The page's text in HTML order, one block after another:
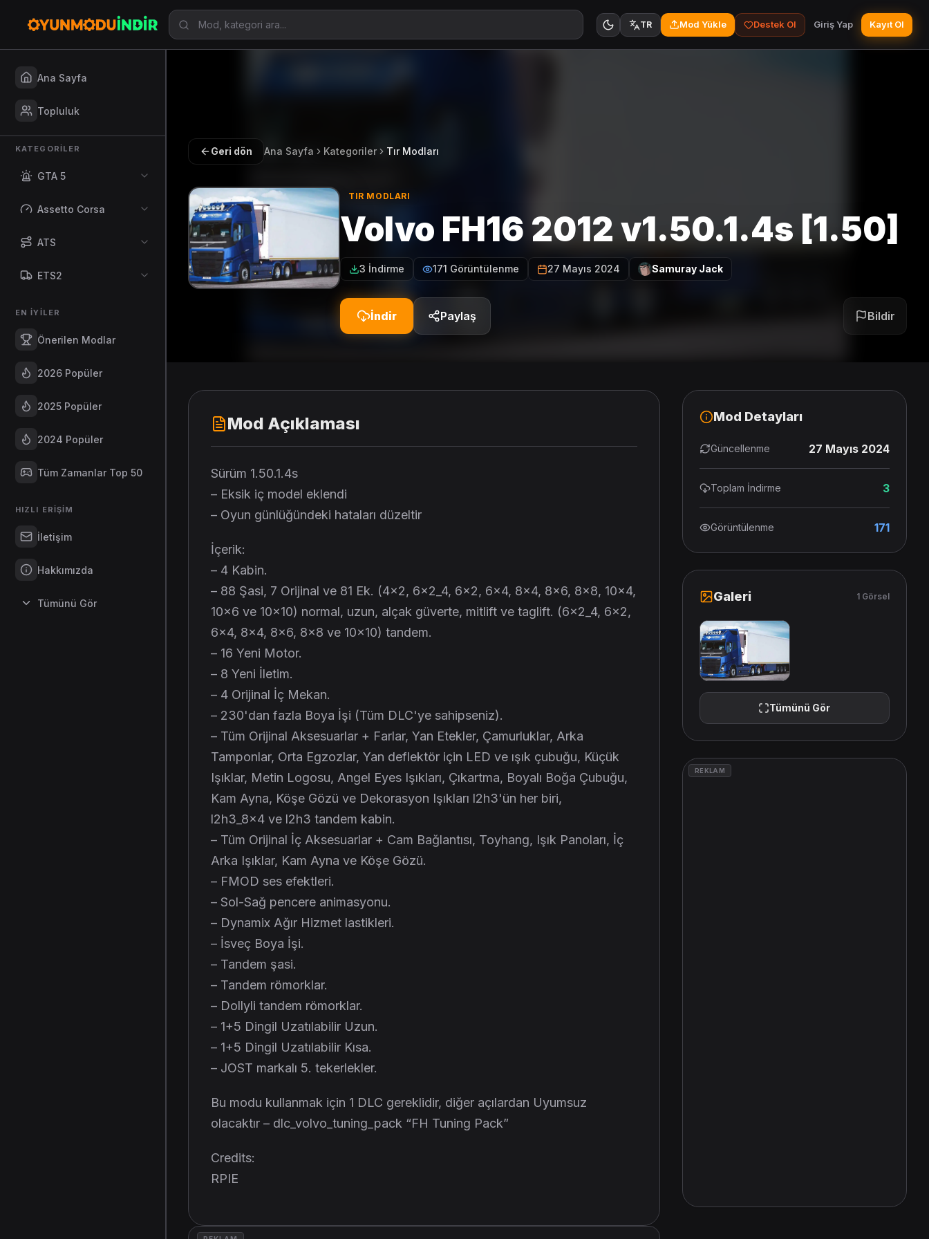
TR Mod Yükle Destek Ol Giriş Yap Kayıt Ol
Ana Sayfa
Topluluk
KATEGORILER
GTA 5
Assetto Corsa
ATS
ETS2
EN İYILER
Önerilen Modlar
2026 Popüler
2025 Popüler
2024 Popüler
Tüm Zamanlar Top 50
HIZLI ERIŞIM
İletişim
Hakkımızda
Tümünü Gör
Geri dön Ana Sayfa Kategoriler Tır Modları
TIR MODLARI
Volvo FH16 2012 v1.50.1.4s [1.50]
3 İndirme 171 Görüntülenme 27 Mayıs 2024 Samuray Jack
İndir Paylaş Bildir
Mod Açıklaması
Sürüm 1.50.1.4s
– Eksik iç model eklendi
– Oyun günlüğündeki hataları düzeltir
İçerik:
– 4 Kabin.
– 88 Şasi, 7 Orijinal ve 81 Ek. (4×2, 6x2_4, 6×2, 6×4, 8×4, 8×6, 8×8, 10×4,
10×6 ve 10×10) normal, uzun, alçak güverte, mitlift ve taglift. (6x2_4, 6×2,
6×4, 8×4, 8×6, 8×8 ve 10×10) tandem.
– 16 Yeni Motor.
– 8 Yeni İletim.
– 4 Orijinal İç Mekan.
– 230'dan fazla Boya İşi (Tüm DLC'ye sahipseniz).
– Tüm Orijinal Aksesuarlar + Farlar, Yan Etekler, Çamurluklar, Arka
Tamponlar, Orta Egzozlar, Yan deflektör için LED ve ışık çubuğu, Küçük
Işıklar, Metin Logosu, Angel Eyes Işıkları, Çıkartma, Boyalı Boğa Çubuğu,
Kam Ayna, Köşe Gözü ve Dekorasyon Işıkları l2h3'ün her biri,
l2h3_8x4 ve l2h3 tandem kabin.
– Tüm Orijinal İç Aksesuarlar + Cam Bağlantısı, Toyhang, Işık Panoları, İç
Arka Işıklar, Kam Ayna ve Köşe Gözü.
– FMOD ses efektleri.
– Sol-Sağ pencere animasyonu.
– Dynamix Ağır Hizmet lastikleri.
– İsveç Boya İşi.
– Tandem şasi.
– Tandem römorklar.
– Dollyli tandem römorklar.
– 1+5 Dingil Uzatılabilir Uzun.
– 1+5 Dingil Uzatılabilir Kısa.
– JOST markalı 5. tekerlekler.
Bu modu kullanmak için 1 DLC gereklidir, diğer açılardan Uyumsuz
olacaktır – dlc_volvo_tuning_pack “FH Tuning Pack”
Credits:
RPIE
Mod Detayları
Güncellenme 27 Mayıs 2024
Toplam İndirme 3
Görüntülenme 171
Galeri 1 Görsel
Tümünü Gör
REKLAM